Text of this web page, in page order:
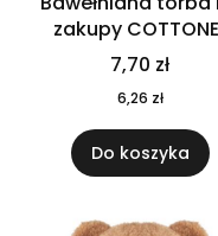
zakupy
COLOUR++7,70 zł
6,26 zł
Do koszyka